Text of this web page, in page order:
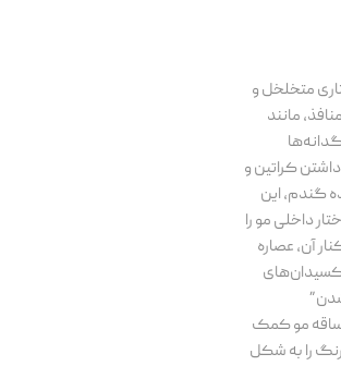
متخلخل و
مانند
کراتین و
گندم، این
داخلی مو را
آن، عصاره
ساقه مو کمک
رنگ را به شکل